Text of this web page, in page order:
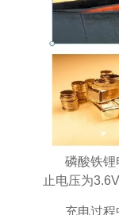
磷酸铁
止电压为
充电过